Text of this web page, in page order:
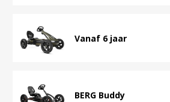
Vanaf 6 jaar
BERG Buddy